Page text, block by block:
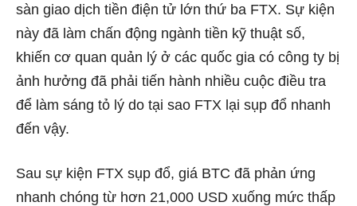
sàn giao dịch tiền điện tử lớn thứ ba FTX. Sự kiện
này đã làm chấn động ngành tiền kỹ thuật số,
khiến cơ quan quản lý ở các quốc gia có công ty bị
ảnh hưởng đã phải tiến hành nhiều cuộc điều tra
để làm sáng tỏ lý do tại sao FTX lại sụp đổ nhanh
đến vậy.
Sau sự kiện FTX sụp đổ, giá BTC đã phản ứng
nhanh chóng từ hơn 21,000 USD xuống mức thấp